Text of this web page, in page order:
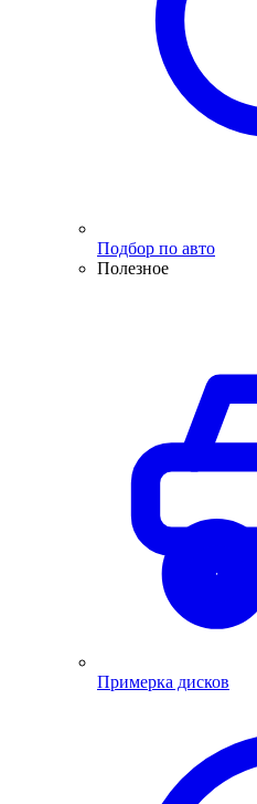
Подбор по авто
Полезное
Примерка дисков